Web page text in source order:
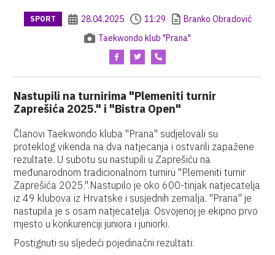
SPORT 28.04.2025 11:29
Branko Obradović
Taekwondo klub "Prana"
Nastupili na turnirima "Plemeniti turnir
Zaprešića 2025." i "Bistra Open"
Članovi Taekwondo kluba "Prana" sudjelovali su
proteklog vikenda na dva natjecanja i ostvarili zapažene
rezultate. U subotu su nastupili u Zaprešiću na
međunarodnom tradicionalnom turniru "Plemeniti turnir
Zaprešića 2025.".Nastupilo je oko 600-tinjak natjecatelja
iz 49 klubova iz Hrvatske i susjednih zemalja. "Prana" je
nastupila je s osam natjecatelja. Osvojenoj je ekipno prvo
mjesto u konkurenciji juniora i juniorki.
Postignuti su sljedeći pojedinačni rezultati: